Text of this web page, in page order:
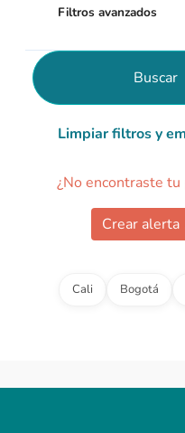
Filtros avanzados
Buscar
Limpiar filtros y
¿No encontraste tu
Crear alerta
Cali Bogotá